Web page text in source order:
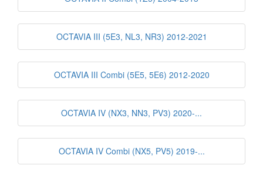
OCTAVIA III (5E3, NL3, NR3) 2012-2021
OCTAVIA III Combi (5E5, 5E6) 2012-2020
OCTAVIA IV (NX3, NN3, PV3) 2020-...
OCTAVIA IV Combi (NX5, PV5) 2019-...